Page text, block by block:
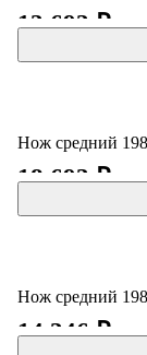
13 693 ₽
Нож средний
18 693 ₽
Нож средний
14 346 ₽